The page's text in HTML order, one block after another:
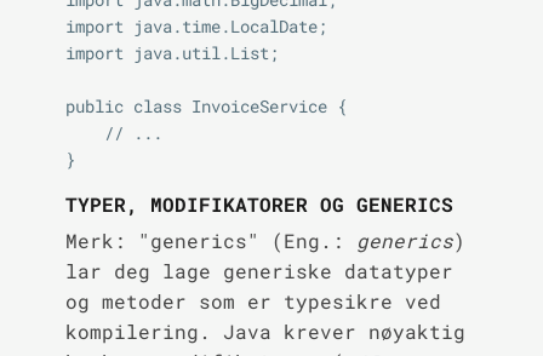
import java.time.LocalDate;
import java.util.List;
public class InvoiceService {
TYPER, MODIFIKATORER OG GENERICS
Merk: "generics" (Eng.:
generics)
lar deg lage generiske datatyper
og metoder som er typesikre ved
kompilering. Java krever nøyaktig